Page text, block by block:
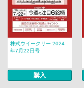
株式ウイークリー 2024
年7月22日号
購入